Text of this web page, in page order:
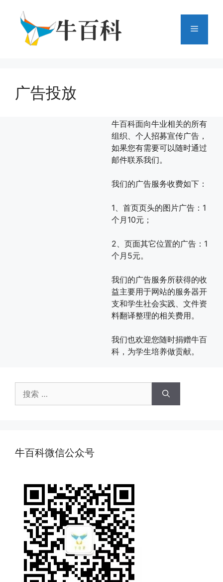
菜
广告投放
牛百科面向牛业相关的所有
组织、个人招募宣传广告，
如果您有需要可以随时通过
邮件联系我们。
我们的广告服务收费如下：
1、首页页头的图片广告：1
个月10元；
2、页面其它位置的广告：1
个月5元。
我们的广告服务所获得的收
益主要用于网站的服务器开
支和学生社会实践、文件资
料翻译整理的相关费用。
我们也欢迎您随时捐赠牛百
科，为学生培养做贡献。
索：
牛百科微信公众号